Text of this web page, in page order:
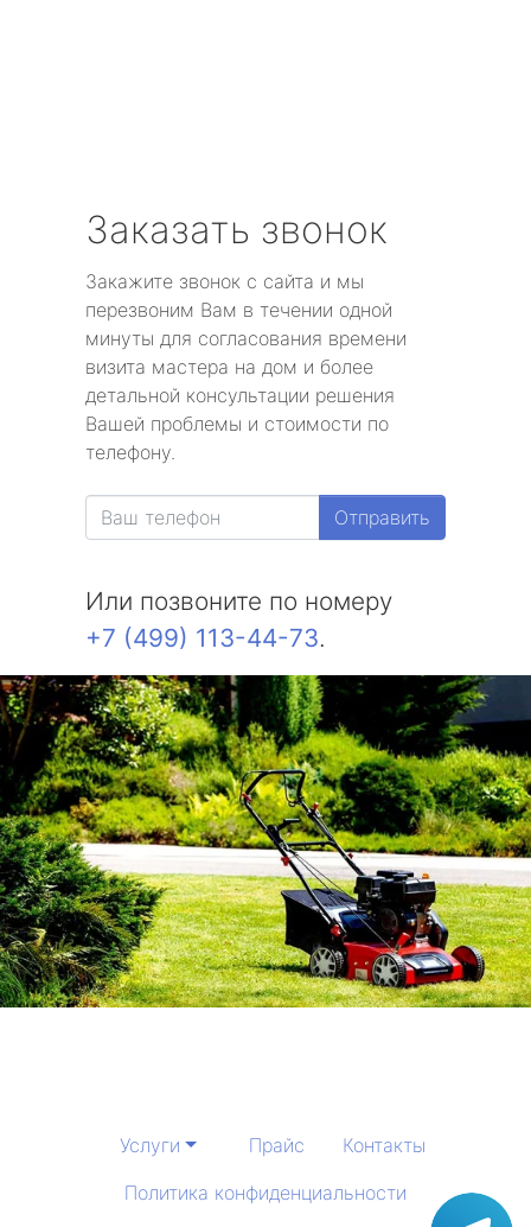
Заказать звонок
Закажите звонок с сайта и мы
перезвоним Вам в течении одной
минуты для согласования времени
визита мастера на дом и более
детальной консультации решения
Вашей проблемы и стоимости по
телефону.
Отправить
Или позвоните по номеру
+7 (499) 113-44-73.
Услуги Прайс
Контакты
Политика конфиденциальности